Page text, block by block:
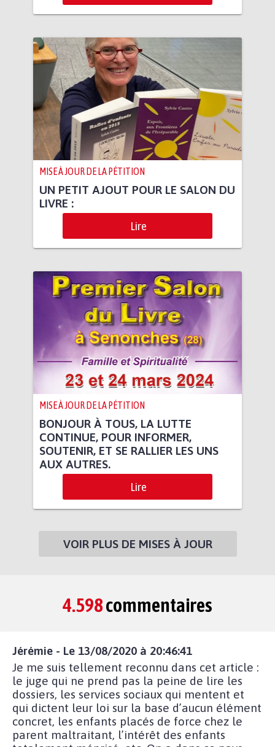
MISE À JOUR DE LA PÉTITION
UN PETIT AJOUT POUR LE SALON DU
LIVRE :
Lire
MISE À JOUR DE LA PÉTITION
BONJOUR À TOUS, LA LUTTE
CONTINUE, POUR INFORMER,
SOUTENIR, ET SE RALLIER LES UNS
AUX AUTRES.
Lire
VOIR PLUS DE MISES À JOUR
4.598commentaires
Jérémie - Le 13/08/2020 à 20:46:41
Je me suis tellement reconnu dans cet article :
le juge qui ne prend pas la peine de lire les
dossiers, les services sociaux qui mentent et
qui dictent leur loi sur la base d’aucun élément
concret, les enfants placés de force chez le
parent maltraitant, l’intérêt des enfants